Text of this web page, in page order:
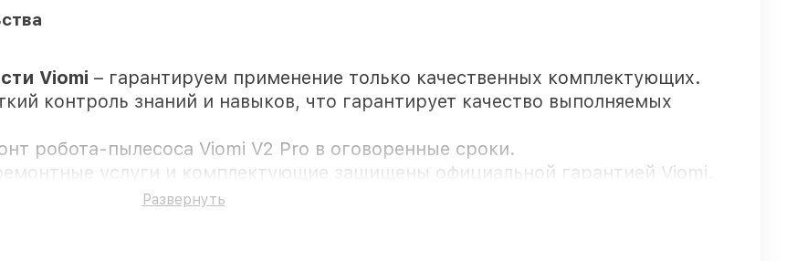
Viomi – гарантируем применение только качественных комплектующих.
контроль знаний и навыков, что гарантирует качество выполняемых
робота-пылесоса Viomi V2 Pro в оговоренные сроки.
ремонтные услуги и комплектующие защищены официальной гарантией Viomi.
Развернуть